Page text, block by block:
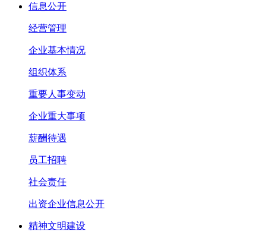
信息公开
经营管理
企业基本情况
组织体系
重要人事变动
企业重大事项
薪酬待遇
员工招聘
社会责任
出资企业信息公开
精神文明建设